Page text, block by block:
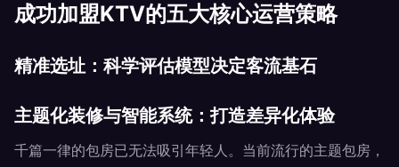
成功加盟KTV的五大核心运营策略
精准选址：科学评估模型决定客流基石
主题化装修与智能系统：打造差异化体验
千篇一律的包房已无法吸引年轻人。当前流行的主题包房，